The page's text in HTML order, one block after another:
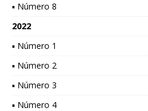
▪ Número 8
2022
▪ Número 1
▪ Número 2
▪ Número 3
▪ Número 4